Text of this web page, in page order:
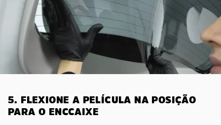
5. FLEXIONE A PELÍCULA NA POSIÇÃO
PARA O ENCCAIXE